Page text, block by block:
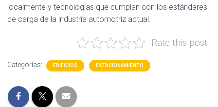
localmente y tecnologías que cumplan con los estándares
de carga de la industria automotriz actual.
Rate this post
Categorías: EDIFICIOS ESTACIONAMIENTO